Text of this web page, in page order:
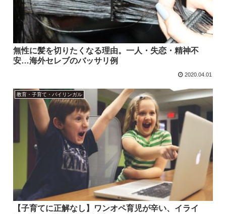
無性に髪を切りたくなる理由。一人・失恋・精神不
安…海外セレブのバッサリ例
2020.04.01
教育・子育て・バイリンガル
【子育てに正解なし】ワンオペ育児が辛い、イライ